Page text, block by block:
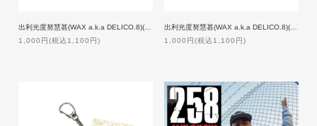
1,000円(税込1,100円)
1,000円(税込1,100円)